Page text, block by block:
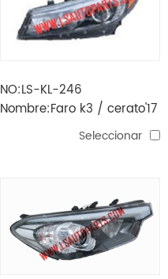
NO:LS-KL-246
Nombre:Faro k3 / cerato'17
Seleccionar